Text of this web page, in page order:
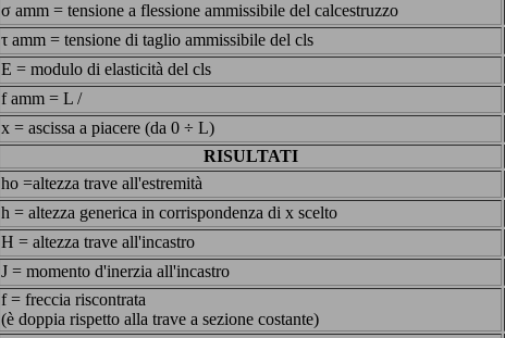
σ amm = tensione a flessione ammissibile del calcestruzzo
τ amm = tensione di taglio ammissibile del cls
E = modulo di elasticità del cls
f amm = L /
x = ascissa a piacere (da 0 ÷ L)
RISULTATI
ho =altezza trave all'estremità
h = altezza generica in corrispondenza di x scelto
H = altezza trave all'incastro
J = momento d'inerzia all'incastro
f = freccia riscontrata
(è doppia rispetto alla trave a sezione costante)